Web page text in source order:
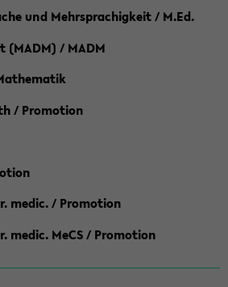
und Mehrsprachigkeit / M.Ed.
(MADM) / MADM
/ Promotion
medic. / Promotion
medic. MeCS / Promotion